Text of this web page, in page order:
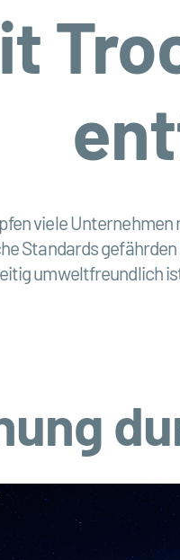
viele
Standards
umweltfreundlich